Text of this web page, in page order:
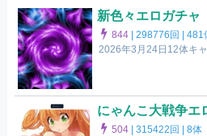
新色々エロガチャ
844 |298776回 |481
2026年3月24日12体キ
にゃんこ大戦争エ
504 |315422回 |8体